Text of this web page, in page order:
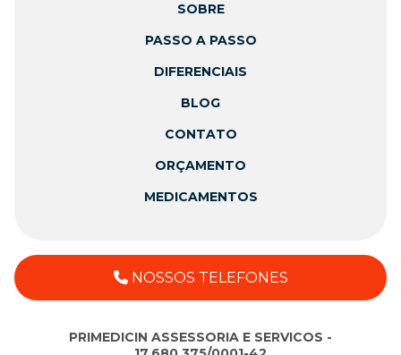
SOBRE
PASSO A PASSO
DIFERENCIAIS
BLOG
CONTATO
ORÇAMENTO
MEDICAMENTOS
NOSSOS TELEFONES
PRIMEDICIN ASSESSORIA E SERVICOS -